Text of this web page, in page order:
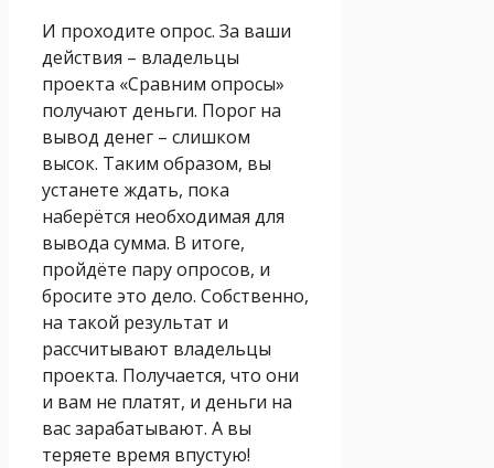
И проходите опрос. За ваши
действия – владельцы
проекта «Сравним опросы»
получают деньги. Порог на
вывод денег – слишком
высок. Таким образом, вы
устанете ждать, пока
наберётся необходимая для
вывода сумма. В итоге,
пройдёте пару опросов, и
бросите это дело. Собственно,
на такой результат и
рассчитывают владельцы
проекта. Получается, что они
и вам не платят, и деньги на
вас зарабатывают. А вы
теряете время впустую!